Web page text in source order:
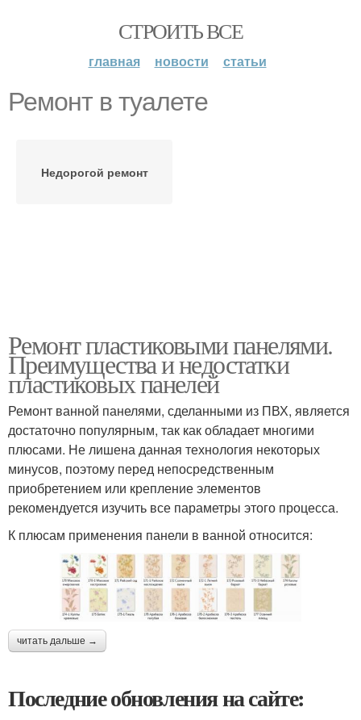
СТРОИТЬ ВСЕ
главная новости статьи
Ремонт в туалете
Недорогой ремонт
Ремонт пластиковыми панелями.
Преимущества и недостатки
пластиковых панелей
Ремонт ванной панелями, сделанными из ПВХ, является
достаточно популярным, так как обладает многими
плюсами. Не лишена данная технология некоторых
минусов, поэтому перед непосредственным
приобретением или крепление элементов
рекомендуется изучить все параметры этого процесса.
К плюсам применения панели в ванной относится:
читать дальше →
Последние обновления на сайте: